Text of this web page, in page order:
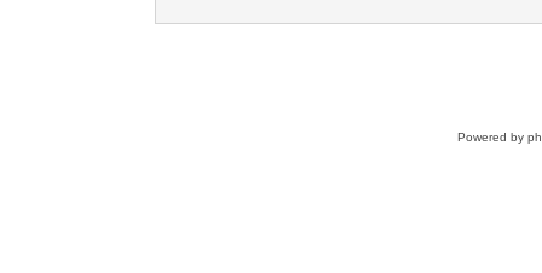
Powered by